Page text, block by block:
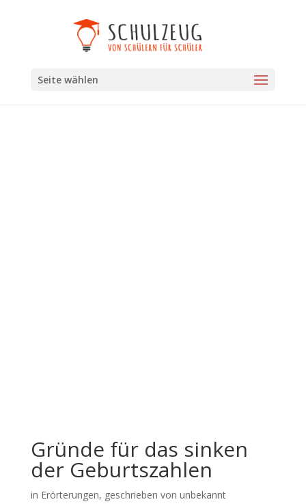
Seite wählen
Gründe für das sinken
der Geburtszahlen
in Erörterungen, geschrieben von unbekannt